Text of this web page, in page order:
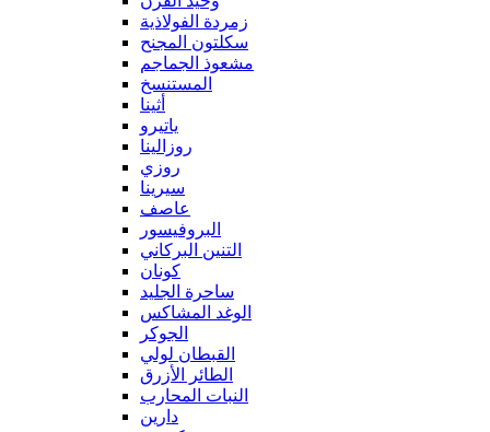
زمردة الفولاذية
سكلتون المجنح
مشعوذ الجماجم
المستنسخ
أثينا
ياتيرو
روزالينا
روزي
سيرينا
عاصف
البروفيسور
التنين البركاني
كونان
ساحرة الجليد
الوغد المشاكس
الجوكر
القبطان لولي
الطائر الأزرق
النبات المحارب
دارين